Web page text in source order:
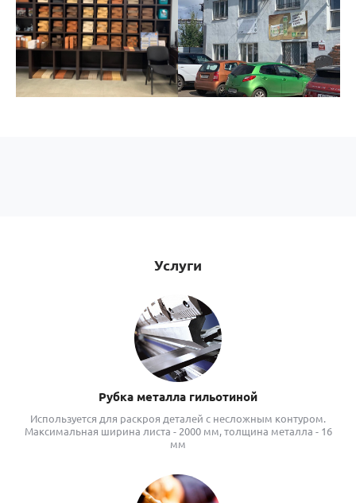
Услуги
Рубка металла гильотиной
Используется для раскроя деталей с несложным контуром.
Максимальная ширина листа - 2000 мм, толщина металла - 16
мм